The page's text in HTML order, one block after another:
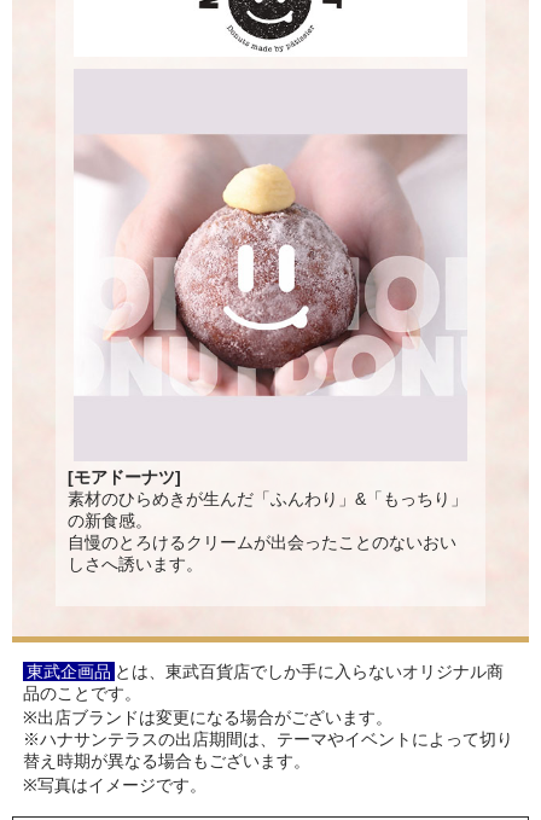
[モアドーナツ]
素材のひらめきが生んだ「ふんわり」&「もっちり」
の新食感。
自慢のとろけるクリームが出会ったことのないおい
しさへ誘います。
東武企画品 とは、東武百貨店でしか手に入らないオリジナル商
品のことです。
※出店ブランドは変更になる場合がございます。
※ハナサンテラスの出店期間は、テーマやイベントによって切り
替え時期が異なる場合もございます。
※写真はイメージです。